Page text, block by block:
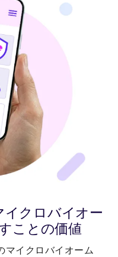
イクロバイオー
ことの価値
マイクロバイオーム